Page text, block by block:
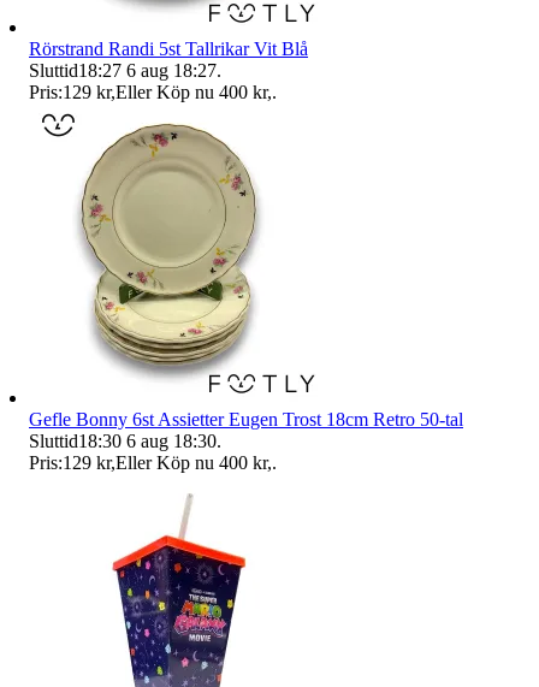
Rörstrand Randi 5st Tallrikar Vit Blå
Sluttid18:27 6 aug 18:27.
Pris:129 kr,Eller Köp nu 400 kr,.
Gefle Bonny 6st Assietter Eugen Trost 18cm Retro 50-tal
Sluttid18:30 6 aug 18:30.
Pris:129 kr,Eller Köp nu 400 kr,.